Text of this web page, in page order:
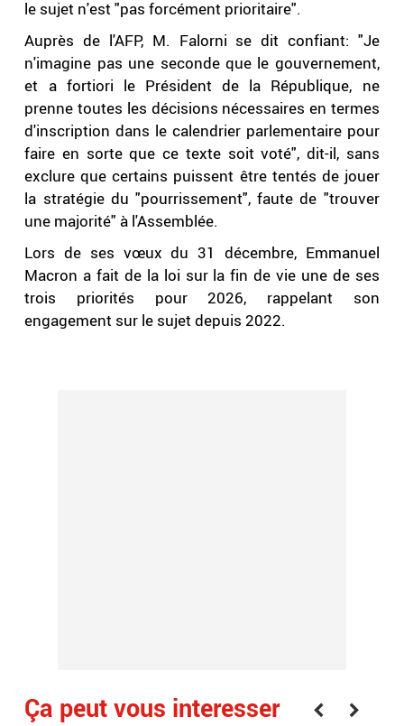
le sujet n'est "pas forcément prioritaire".
Auprès de l'AFP, M. Falorni se dit confiant: "Je
n'imagine pas une seconde que le gouvernement,
et a fortiori le Président de la République, ne
prenne toutes les décisions nécessaires en termes
d'inscription dans le calendrier parlementaire pour
faire en sorte que ce texte soit voté", dit-il, sans
exclure que certains puissent être tentés de jouer
la stratégie du "pourrissement", faute de "trouver
une majorité" à l'Assemblée.
Lors de ses vœux du 31 décembre, Emmanuel
Macron a fait de la loi sur la fin de vie une de ses
trois priorités pour 2026, rappelant son
engagement sur le sujet depuis 2022.
Ça peut vous interesser